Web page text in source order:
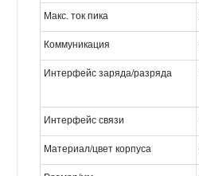
Макс. ток пика
Коммуникация
Интерфейс заряда/разряда
Интерфейс связи
Материал/цвет корпуса